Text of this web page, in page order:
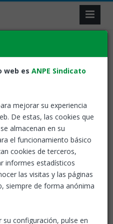
por
y la
ANPE-El defensor del profesor
atendió 2004 casos en
años de existencia.
web es ANPE Sindicato
mejorar su experiencia
De estas, las cookies que
almacenan en su
el funcionamiento básico
cookies de terceros,
informes estadísticos
las visitas y las páginas
siempre de forma anónima
su configuración, pulse en